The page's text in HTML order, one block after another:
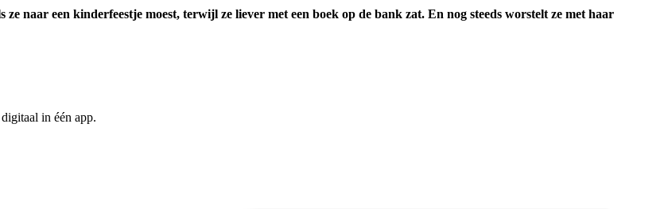
naar een kinderfeestje moest, terwijl ze liever met een boek op de bank zat. En nog steeds worstelt ze met haar
in één app.